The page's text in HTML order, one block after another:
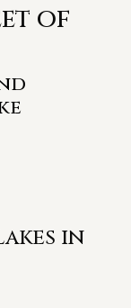
of
in